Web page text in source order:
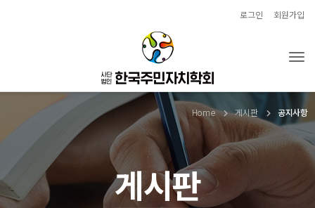
로그인 회원가입
게시판
Home 게시판 공지사항